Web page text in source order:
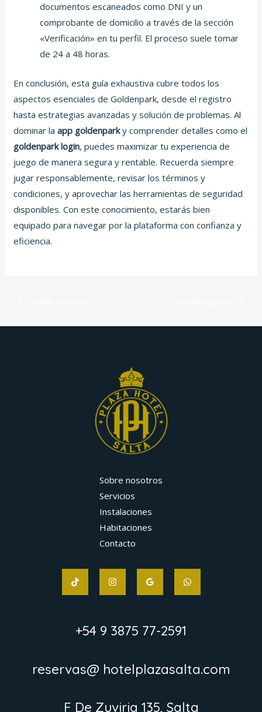
documentos escaneados como DNI y un
comprobante de domicilio a través de la sección
«Verificación» en tu perfil. El proceso suele tomar
de 24 a 48 horas.
En conclusión, esta guía exhaustiva cubre todos los
aspectos esenciales de Goldenpark, desde el registro
hasta estrategias avanzadas y solución de problemas. Al
dominar laapp goldenparky comprender detalles como el
goldenpark login, puedes maximizar tu experiencia de
juego de manera segura y rentable. Recuerda siempre
jugar responsablemente, revisar los términos y
condiciones, y aprovechar las herramientas de seguridad
disponibles. Con este conocimiento, estarás bien
equipado para navegar por la plataforma con confianza y
eficiencia.
Sobre nosotros
Servicios
Instalaciones
Habitaciones
Contacto
+54 9 3875 77-2591
reservas@ hotelplazasalta.com
F De Zuviria 135, Salta